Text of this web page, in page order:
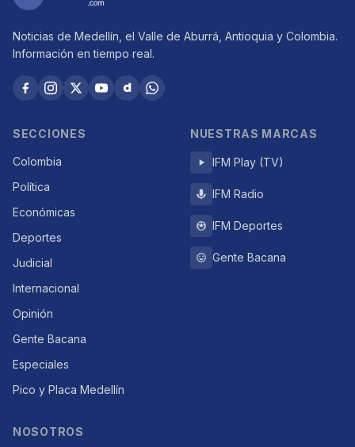
Noticias de Medellín, el Valle de Aburrá, Antioquia y Colombia.
Información en tiempo real.
SECCIONES
Colombia
Política
Económicas
Deportes
Judicial
Internacional
Opinión
Gente Bacana
Especiales
Pico y Placa Medellín
NUESTRAS MARCAS
IFM Play (TV)
IFM Radio
IFM Deportes
Gente Bacana
NOSOTROS